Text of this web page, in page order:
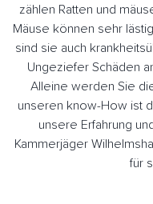
zählen Ratten und
Mäuse können sehr
sind sie auch
Ungeziefer Schäden
Alleine werden Sie
unseren know-How ist
unsere Erfahrung
Kammerjäger
für